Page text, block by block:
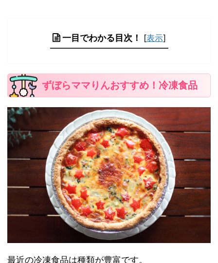
一目でわかる目次！ [表示]
ずぼらママりんおすすめ！冷凍食品
最近の冷凍食品は種類が豊富です。